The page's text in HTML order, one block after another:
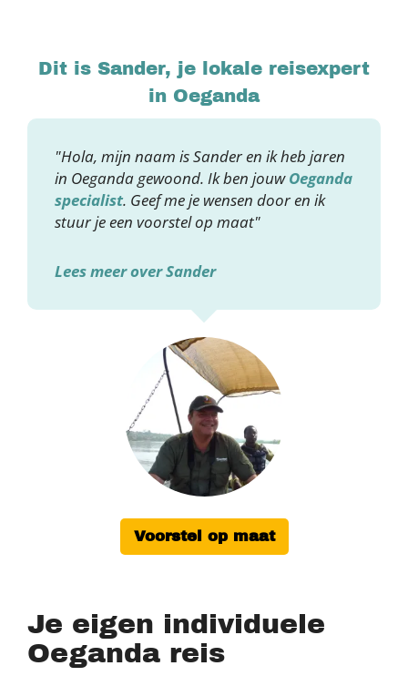
Dit is Sander, je lokale reisexpert
in Oeganda
"Hola, mijn naam is Sander en ik heb jaren
in Oeganda gewoond. Ik ben jouwOeganda
specialist. Geef me je wensen door en ik
stuur je een voorstel op maat"
Lees meer over Sander
Voorstel op maat
Je eigen individuele
Oeganda reis